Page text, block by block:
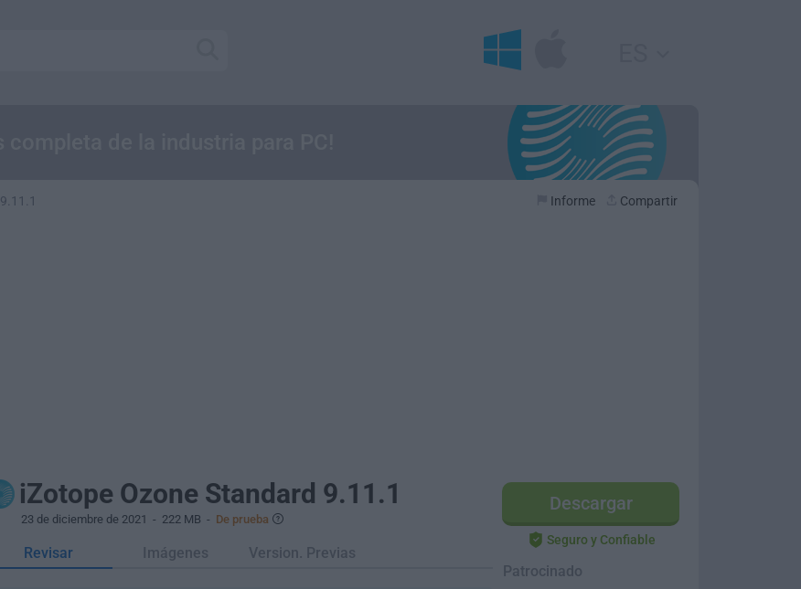
Informe Compartir
Descargar
Seguro y Confiable
Patrocinado
iZotope Ozone Standard 9.11.1
23 de diciembre de 2021 - 222 MB - De prueba
Revisar Imágenes Version. Previas